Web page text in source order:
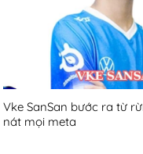
Vke SanSan bước ra từ
nát mọi meta